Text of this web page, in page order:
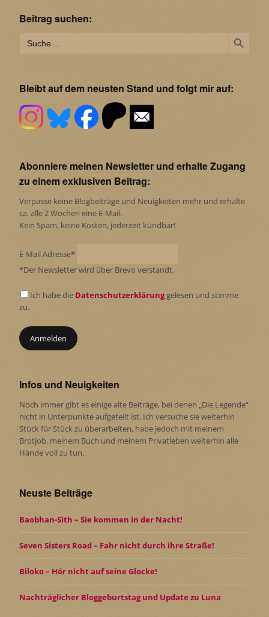
Beitrag suchen:
for:
Bleibt auf dem neusten Stand und folgt mir auf:
Abonniere meinen Newsletter und erhalte Zugang
zu einem exklusiven Beitrag:
Verpasse keine Blogbeiträge und Neuigkeiten mehr und erhalte
ca. alle 2 Wochen eine E-Mail.
Kein Spam, keine Kosten, jederzeit kündbar!
E-Mail Adresse*
*Der Newsletter wird über Brevo verstandt.
Ich habe die Datenschutzerklärunggelesen und stimme
zu.
Infos und Neuigkeiten
Noch immer gibt es einige alte Beiträge, bei denen „Die Legende“
nicht in Unterpunkte aufgeteilt ist. Ich versuche sie weiterhin
Stück für Stück zu überarbeiten, habe jedoch mit meinem
Brotjob, meinem Buch und meinem Privatleben weiterhin alle
Hände voll zu tun.
Neuste Beiträge
Baobhan-Sìth – Sie kommen in der Nacht!
Seven Sisters Road – Fahr nicht durch ihre Straße!
Biloko – Hör nicht auf seine Glocke!
Nachträglicher Bloggeburtstag und Update zu Luna